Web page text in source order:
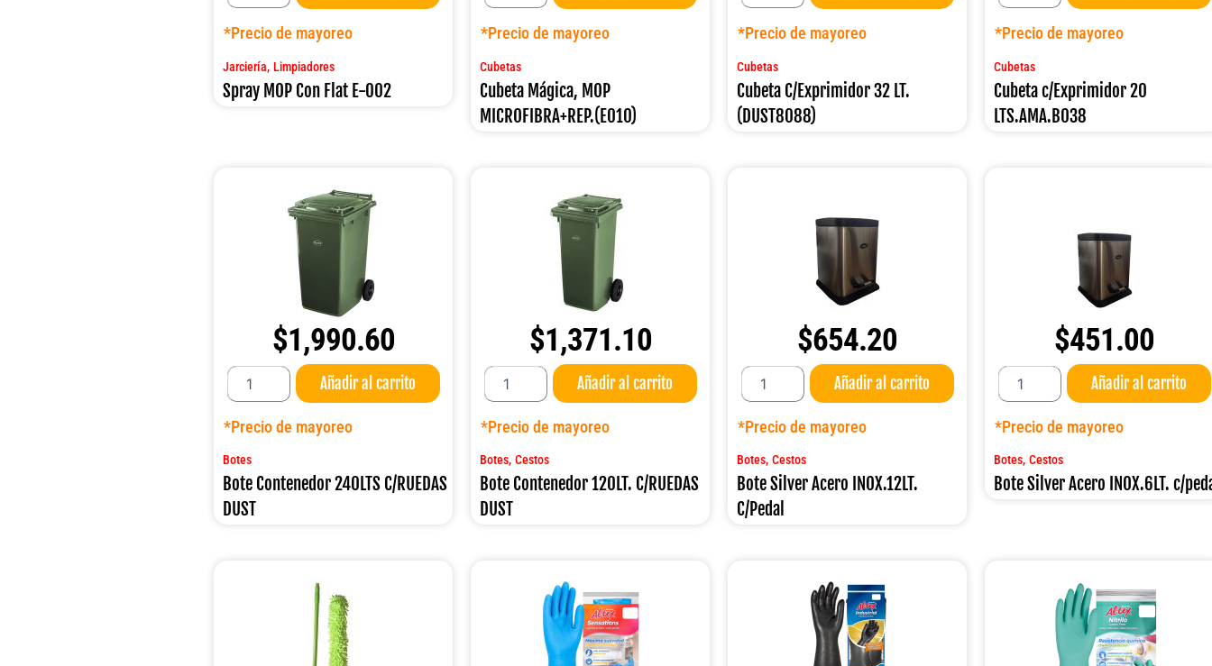
Con
Flat
002
cantidad
*Precio de mayoreo
Jarciería, Limpiadores
Spray MOP Con Flat E-002
MOP
MICROFIBRA+REP.
cantidad
*Precio de mayoreo
Cubetas
Cubeta Mágica, MOP
MICROFIBRA+REP.(E010)
32
LT.
cantidad
*Precio de mayoreo
Cubetas
Cubeta C/Exprimidor 32 LT.
(DUST8088)
20
LTS.AMA.B038
*Precio de mayoreo
Cubetas
Cubeta c/Exprimidor 20
LTS.AMA.B038
$1,990.60
Bote
Contenedor
240LTS
C/RUEDAS
cantidad
Añadir al carrito
*Precio de mayoreo
Botes
Bote Contenedor 240LTS C/RUEDAS
DUST
$1,371.10
Bote
Contenedor
120LT.
C/RUEDAS
cantidad
Añadir al carrito
*Precio de mayoreo
Botes,Cestos
Bote Contenedor 120LT. C/RUEDAS
DUST
$654.20
Bote
Silver
Acero
INOX.12LT.
cantidad
Añadir al carrito
*Precio de mayoreo
Botes,Cestos
Bote Silver Acero INOX.12LT.
C/Pedal
$451.00
Bote
Silver
Acero
INOX.6LT.
cantidad
Añadir al carrito
*Precio de mayoreo
Botes,Cestos
Bote Silver Acero INOX.6LT. c/